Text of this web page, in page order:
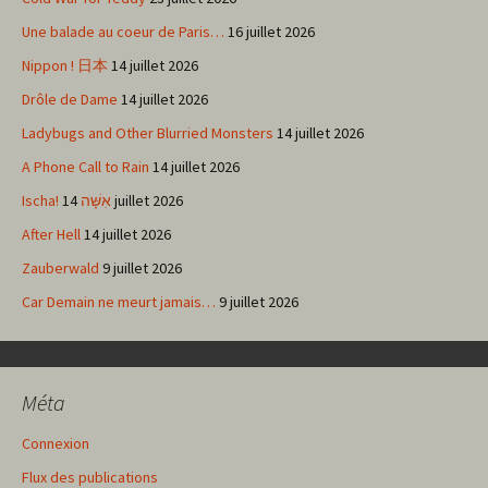
articles
Une balade au coeur de Paris… 16 juillet 2026
Nippon ! 日本 14 juillet 2026
Drôle de Dame 14 juillet 2026
Ladybugs and Other Blurried Monsters 14 juillet 2026
A Phone Call to Rain 14 juillet 2026
Ischa! אִשָּׁה14 juillet 2026
After Hell14 juillet 2026
Zauberwald 9 juillet 2026
Car Demain ne meurt jamais… 9 juillet 2026
Méta
Connexion
Flux des publications